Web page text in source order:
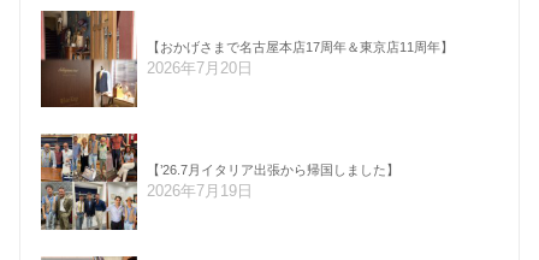
【おかげさまで名古屋本店17周年＆東京店11周年】
2026年7月20日
【’26.7月イタリア出張から帰国しました】
2026年7月19日